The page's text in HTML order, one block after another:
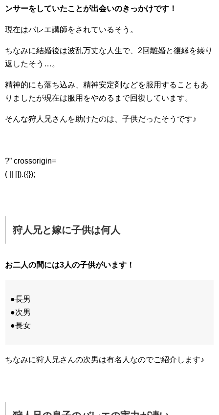
ンサーをしていたことが出会いのきっかけです！
現在はバレエ講師をされているそう。
ちなみに結婚後は波乱万丈な人生で、2回離婚と復縁を繰り
返したそう…。
精神的にも落ち込み、精神安定剤などを服用することもあ
りましたが現在は服用をやめるまで回復しています。
そんな狩人兄さんを助けたのは、子供だったそうです♪
?” crossorigin=
( || []).({});
狩人兄と嫁に子供は何人
お二人の間には3人の子供がいます！
●長男
●次男
●長女
ちなみに狩人兄さんの次男は有名人なのでご紹介します♪